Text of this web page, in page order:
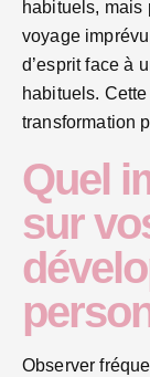
habituels, mais
voyage
d’esprit face à
habituels.
transformation
Quel
sur
Observer